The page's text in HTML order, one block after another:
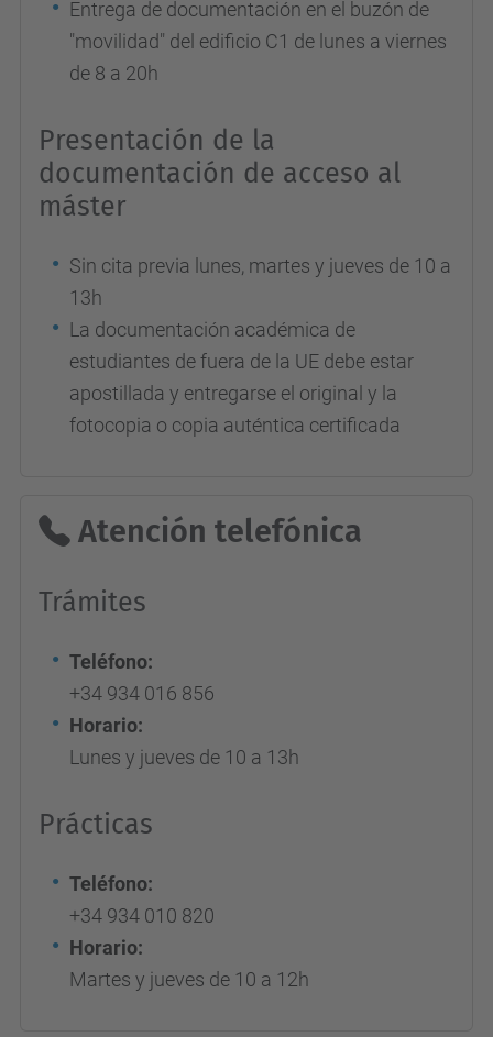
Entrega de documentación en el buzón de
"movilidad" del edificio C1 de lunes a viernes
de 8 a 20h
Presentación de la
documentación de acceso al
máster
Sin cita previa lunes, martes y jueves de 10 a
13h
La documentación académica de
estudiantes de fuera de la UE debe estar
apostillada y entregarse el original y la
fotocopia o copia auténtica certificada
Atención telefónica
Trámites
Teléfono:
+34 934 016 856
Horario:
Lunes y jueves de 10 a 13h
Prácticas
Teléfono:
+34 934 010 820
Horario:
Martes y jueves de 10 a 12h